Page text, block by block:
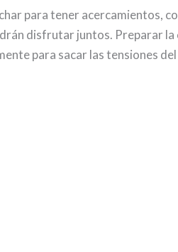
para tener acercamientos,
disfrutar juntos. Preparar
para sacar las tensiones